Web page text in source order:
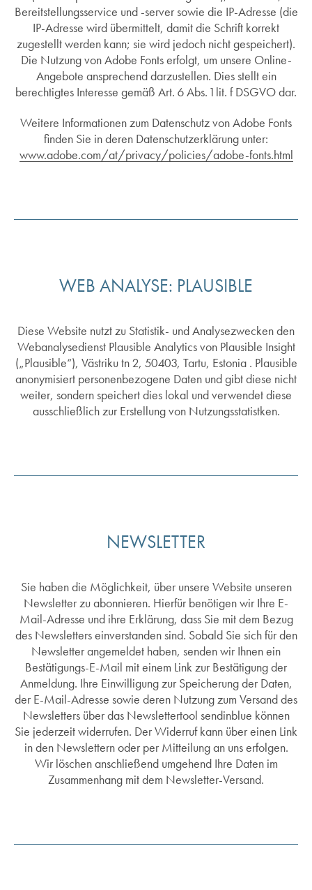
Bereitstellungsservice und -server sowie die IP-Adresse (die
IP-Adresse wird übermittelt, damit die Schrift korrekt
zugestellt werden kann; sie wird jedoch nicht gespeichert).
Die Nutzung von Adobe Fonts erfolgt, um unsere Online-
Angebote ansprechend darzustellen. Dies stellt ein
berechtigtes Interesse gemäß Art. 6 Abs. 1 lit. f DSGVO dar.
Weitere Informationen zum Datenschutz von Adobe Fonts
finden Sie in deren Datenschutzerklärung unter:
www.adobe.com/at/privacy/policies/adobe-fonts.html
WEB ANALYSE: PLAUSIBLE
Diese Website nutzt zu Statistik- und Analysezwecken den
Webanalysedienst Plausible Analytics von Plausible Insight
(„Plausible“), Västriku tn 2, 50403, Tartu, Estonia . Plausible
anonymisiert personenbezogene Daten und gibt diese nicht
weiter, sondern speichert dies lokal und verwendet diese
ausschließlich zur Erstellung von Nutzungsstatistken.
NEWSLETTER
Sie haben die Möglichkeit, über unsere Website unseren
Newsletter zu abonnieren. Hierfür benötigen wir Ihre E-
Mail-Adresse und ihre Erklärung, dass Sie mit dem Bezug
des Newsletters einverstanden sind. Sobald Sie sich für den
Newsletter angemeldet haben, senden wir Ihnen ein
Bestätigungs-E-Mail mit einem Link zur Bestätigung der
Anmeldung. Ihre Einwilligung zur Speicherung der Daten,
der E-Mail-Adresse sowie deren Nutzung zum Versand des
Newsletters über das Newslettertool sendinblue können
Sie jederzeit widerrufen. Der Widerruf kann über einen Link
in den Newslettern oder per Mitteilung an uns erfolgen.
Wir löschen anschließend umgehend Ihre Daten im
Zusammenhang mit dem Newsletter-Versand.